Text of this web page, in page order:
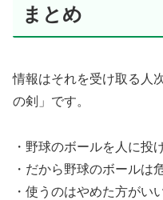
まとめ
情報はそれを受け取る人
の剣」です。
・野球のボールを人に投
・だから野球のボールは
・使うのはやめた方がいい